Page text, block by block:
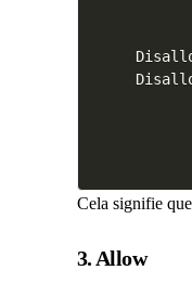
Cela signifie
3. Allow